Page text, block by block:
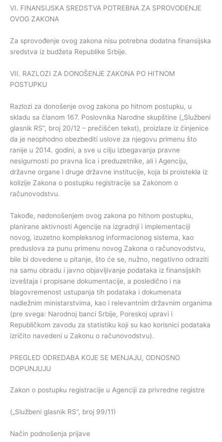
VI. FINANSIJSKA SREDSTVA POTREBNA ZA SPROVOĐENJE
OVOG ZAKONA
Za sprovođenje ovog zakona nisu potrebna dodatna finansijska
sredstva iz budžeta Republike Srbije.
VII. RAZLOZI ZA DONOŠENJE ZAKONA PO HITNOM
POSTUPKU
Razlozi za donošenje ovog zakona po hitnom postupku, u
skladu sa članom 167. Poslovnika Narodne skupštine („Službeni
glasnik RS”, broj 20/12 – prečišćen tekst), proizlaze iz činjenice
da je neophodno obezbediti uslove za njegovu primenu što
ranije u 2014. godini, a sve u cilju izbegavanja pravne
nesigurnosti po pravna lica i preduzetnike, ali i Agenciju,
državne organe i druge državne institucije, koja bi proistekla iz
kolizije Zakona o postupku registracije sa Zakonom o
računovodstvu.
Takođe, nedonošenjem ovog zakona po hitnom postupku,
planirane aktivnosti Agencije na izgradnji i implementaciji
novog, izuzetno kompleksnog informacionog sistema, kao
preduslova za punu primenu novog Zakona o računovodstvu,
bile bi dovedene u pitanje, što će se, nužno, negativno odraziti
na samu obradu i javno objavljivanje podataka iz finansijskih
izveštaja i propisane dokumentacije, a posledično i na
blagovremenost ustupanja tih podataka i dokumenata
nadležnim ministarstvima, kao i relevantnim državnim organima
(pre svega: Narodnoj banci Srbije, Poreskoj upravi i
Republičkom zavodu za statistiku koji su kao korisnici podataka
izričito navedeni u Zakonu o računovodstvu).
PREGLED ODREDABA KOJE SE MENJAJU, ODNOSNO
DOPUNJUJU
Zakon o postupku registracije u Agenciji za privredne registre
(„Službeni glasnik RS“, broj 99/11)
Način podnošenja prijave